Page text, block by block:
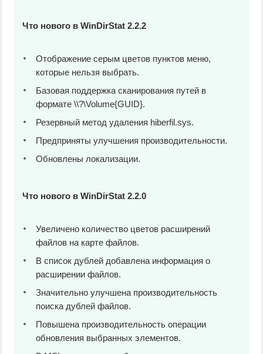
Что нового в WinDirStat 2.2.2
Отображение серым цветов пунктов меню,
которые нельзя выбрать.
Базовая поддержка сканирования путей в
формате \\?\Volume{GUID}.
Резервный метод удаления hiberfil.sys.
Предприняты улучшения производительности.
Обновлены локализации.
Что нового в WinDirStat 2.2.0
Увеличено количество цветов расширений
файлов на карте файлов.
В список дублей добавлена информация о
расширении файлов.
Значительно улучшена производительность
поиска дублей файлов.
Повышена производительность операции
обновления выбранных элементов.